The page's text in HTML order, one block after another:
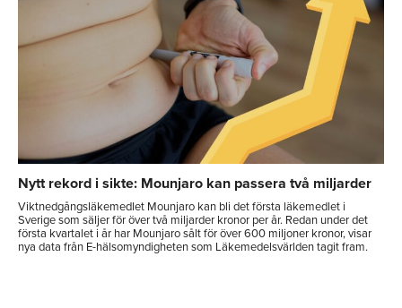
Nytt rekord i sikte: Mounjaro kan passera två miljarder
Viktnedgångsläkemedlet Mounjaro kan bli det första läkemedlet i
Sverige som säljer för över två miljarder kronor per år. Redan under det
första kvartalet i år har Mounjaro sålt för över 600 miljoner kronor, visar
nya data från E-hälsomyndigheten som Läkemedelsvärlden tagit fram.